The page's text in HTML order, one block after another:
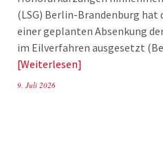
(LSG) Berlin-Brandenburg
einer geplanten Absenkung
im Eilverfahren ausgesetzt
Weiterlesen
9. Juli 2026